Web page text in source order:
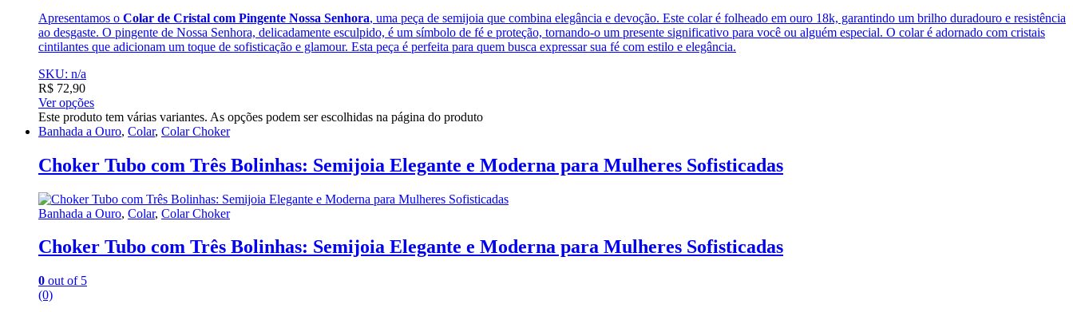
Apresentamos o Colar de Cristal com Pingente Nossa Senhora, uma peça de semijoia que combina elegância e devoção. Este colar é folheado em ouro 18k, garantindo um brilho duradouro e resistência
ao desgaste. O pingente de Nossa Senhora, delicadamente esculpido, é um símbolo de fé e proteção, tornando-o um presente significativo para você ou alguém especial. O colar é adornado com cristais
cintilantes que adicionam um toque de sofisticação e glamour. Esta peça é perfeita para quem busca expressar sua fé com estilo e elegância.
SKU: n/a
R$ 72,90
Ver opções
Este produto tem várias variantes. As opções podem ser escolhidas na página do produto
Banhada a Ouro, Colar, Colar Choker
Choker Tubo com Três Bolinhas: Semijoia Elegante e Moderna para Mulheres Sofisticadas
Banhada a Ouro, Colar, Colar Choker
Choker Tubo com Três Bolinhas: Semijoia Elegante e Moderna para Mulheres Sofisticadas
0 out of 5
(0)